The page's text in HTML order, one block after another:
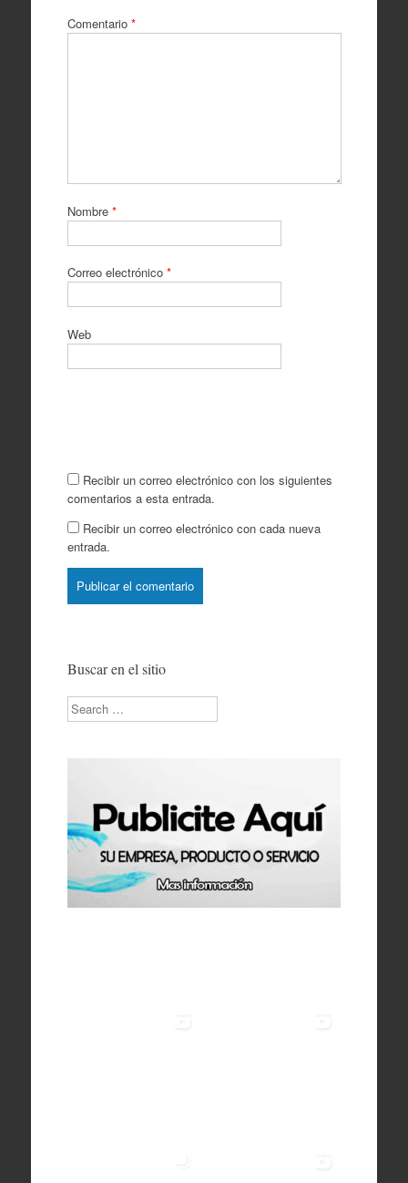
Comentario *
Nombre *
Correo electrónico *
Web
Recibir un correo electrónico con los siguientes
comentarios a esta entrada.
Recibir un correo electrónico con cada nueva
entrada.
Buscar en el sitio
Search